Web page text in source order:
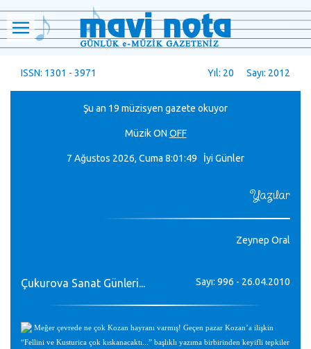
ISSN: 1301 - 3971 Yıl: 20 Sayı: 2012
Şu an 19 müzisyen gazete okuyor
MüzikON OFF
7 Ağustos 2026, Cuma 8:01:50 İyi Günler
Yazılar
Zeynep Oral
Çukurova Sanat Günleri... Sayı: 996 - 26.04.2010
Meğer çevrede ne çok Kozan hayranı varmış! Geçen pazar Kozan’a ilişkin
“Fellini ve Kusturica çok kıskanacaktı...” başlıklı yazıma birbirinden keyifli tepkiler